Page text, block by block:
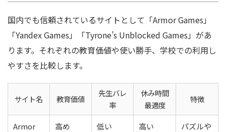
国内でも信頼されているサイトとして「Armor Games」
「Yandex Games」「Tyrone’s Unblocked Games」があ
ります。それぞれの教育価値や使い勝手、学校での利用し
やすさを比較します。
サイト名 教育価値
先生バレ
率
休み時間
最適度
特徴
Armor
高め 低い 高い
パズルや